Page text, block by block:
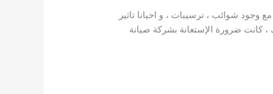
وجود شوائب ، ترسيبات ، و احيانا تاثير
، كانت ضرورة الإستعانة بشركة صيانة